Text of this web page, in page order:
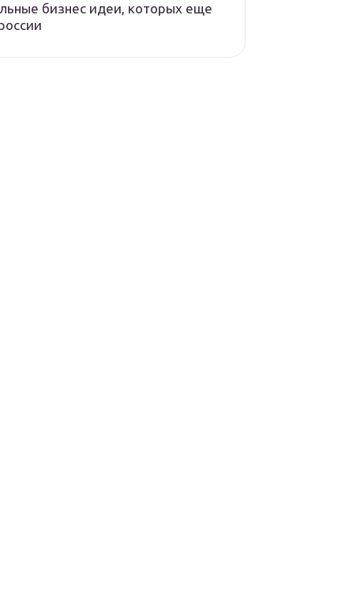
бизнес идеи, которых еще